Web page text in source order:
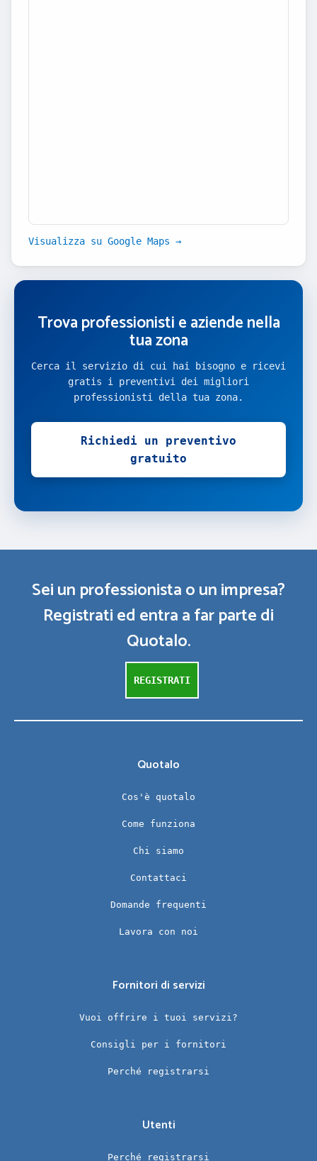
Visualizza su Google Maps →
Trova professionisti e aziende nella
tua zona
Cerca il servizio di cui hai bisogno e ricevi
gratis i preventivi dei migliori
professionisti della tua zona.
Richiedi un preventivo
gratuito
Sei un professionista o un impresa?
Registrati ed entra a far parte di
Quotalo.
REGISTRATI
Quotalo
Cos'è quotalo
Come funziona
Chi siamo
Contattaci
Domande frequenti
Lavora con noi
Fornitori di servizi
Vuoi offrire i tuoi servizi?
Consigli per i fornitori
Perché registrarsi
Utenti
Perché registrarsi